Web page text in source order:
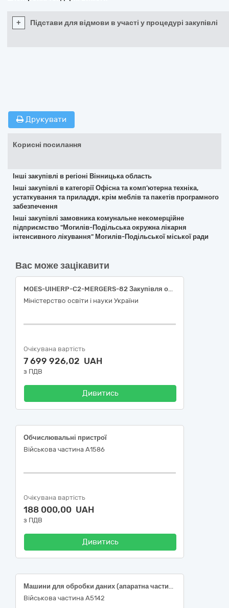
+ Підстави для відмови в участі у процедурі закупівлі
Друкувати
Корисні посилання
Інші закупівлі в регіоні Вінницька область
Інші закупівлі в категорії Офісна та комп’ютерна техніка,
устаткування та приладдя, крім меблів та пакетів програмного
забезпечення
Інші закупівлі замовника комунальне некомерційне
підприємство "Могилів-Подільська окружна лікарня
інтенсивного лікування" Могилів-Подільської міської ради
Вас може зацікавити
MOES-UIHERP-C2-MERGERS-82 Закупівля обладнання для морського навчально-наукового центру ОНУ імені І. І. Мечникова
Міністерство освіти і науки України
Очікувана вартість
7 699 926,02 UAH
з ПДВ
Дивитись
Обчислювальні пристрої
Військова частина А1586
Очікувана вартість
188 000,00 UAH
з ПДВ
Дивитись
Машини для обробки даних (апаратна частина)
Військова частина А5142